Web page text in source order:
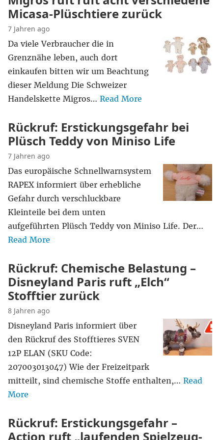
Micasa-Plüschtiere zurück
7 Jahren ago
Da viele Verbraucher die in
Grenznähe leben, auch dort
einkaufen bitten wir um Beachtung
dieser Meldung Die Schweizer
Handelskette Migros… Read More
Rückruf: Erstickungsgefahr bei
Plüsch Teddy von Miniso Life
7 Jahren ago
Das europäische Schnellwarnsystem
RAPEX informiert über erhebliche
Gefahr durch verschluckbare
Kleinteile bei dem unten
aufgeführten Plüsch Teddy von Miniso Life. Der…
Read More
Rückruf: Chemische Belastung –
Disneyland Paris ruft „Elch“
Stofftier zurück
8 Jahren ago
Disneyland Paris informiert über
den Rückruf des Stofftieres SVEN
12P ELAN (SKU Code:
207003013047) Wie der Freizeitpark
mitteilt, sind chemische Stoffe enthalten,… Read
More
Rückruf: Erstickungsgefahr –
Action ruft „laufenden Spielzeug-